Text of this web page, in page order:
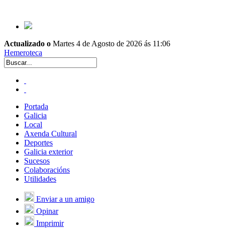
Actualizado o Martes 4 de Agosto de 2026 ás 11:06
Hemeroteca
Portada
Galicia
Local
Axenda Cultural
Deportes
Galicia exterior
Sucesos
Colaboracións
Utilidades
Enviar a un amigo
Opinar
Imprimir